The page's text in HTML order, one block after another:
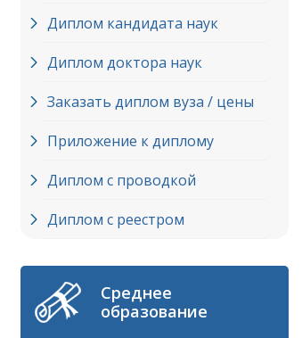
Диплом кандидата наук
Диплом доктора наук
Заказать диплом вуза / цены
Приложение к диплому
Диплом с проводкой
Диплом с реестром
Среднее
образование